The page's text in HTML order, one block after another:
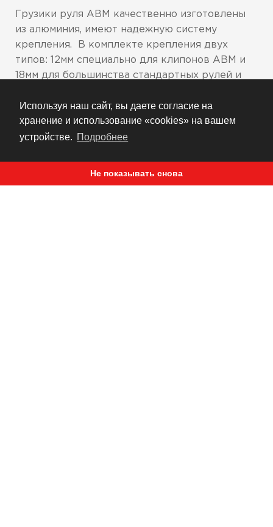
Используя наш сайт, вы даете согласие на
хранение и использование «cookies» на вашем
устройстве. Подробнее
Не показывать снова
Грузики руля ABM качественно изготовлены
из алюминия, имеют надежную систему
крепления. В комплекте крепления двух
типов: 12мм специально для клипонов ABM и
18мм для большинства стандартных рулей и
Высококачественные грузики, сделано в
Германии